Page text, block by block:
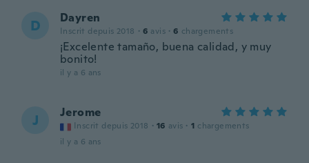
D Dayren
Inscrit depuis 2018 · 6 avis · 6 chargements
¡Excelente tamaño, buena calidad, y muy
bonito!
il y a 6 ans
J Jerome
Inscrit depuis 2018 · 16 avis · 1 chargements
il y a 6 ans